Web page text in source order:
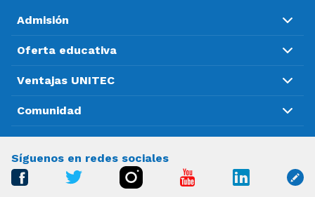
Admisión
Oferta educativa
Ventajas UNITEC
Comunidad
Síguenos en redes sociales